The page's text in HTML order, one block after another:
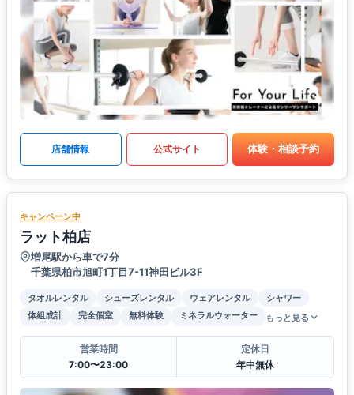
店舗情報 公式サイト 体験・相談予約
キャンペーン中
ラット柏店
増尾駅から車で7分
千葉県柏市旭町1丁目7-11神田ビル3F
タオルレンタル シューズレンタル ウェアレンタル
シャワー
体組成計
完全個室 無料体験 ミネラルウォーター もっと見る
営業時間
7:00〜23:00
定休日
年中無休